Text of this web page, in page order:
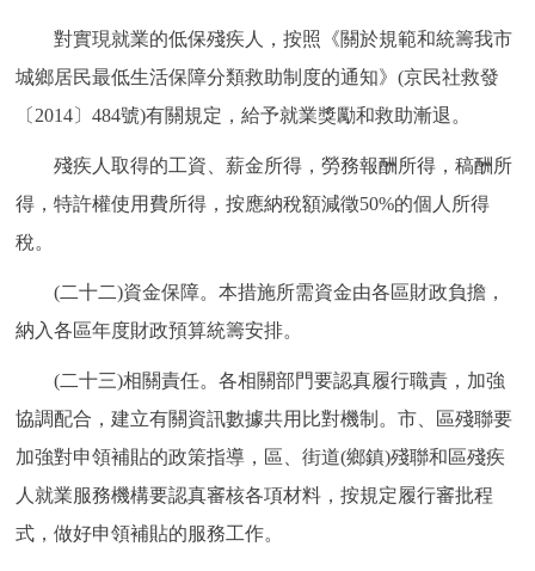
對實現就業的低保殘疾人，按照《關於規範和統籌我市
城鄉居民最低生活保障分類救助制度的通知》(京民社救發
〔2014〕484號)有關規定，給予就業獎勵和救助漸退。
殘疾人取得的工資、薪金所得，勞務報酬所得，稿酬所
得，特許權使用費所得，按應納稅額減徵50%的個人所得
稅。
(二十二)資金保障。本措施所需資金由各區財政負擔，
納入各區年度財政預算統籌安排。
(二十三)相關責任。各相關部門要認真履行職責，加強
協調配合，建立有關資訊數據共用比對機制。市、區殘聯要
加強對申領補貼的政策指導，區、街道(鄉鎮)殘聯和區殘疾
人就業服務機構要認真審核各項材料，按規定履行審批程
式，做好申領補貼的服務工作。